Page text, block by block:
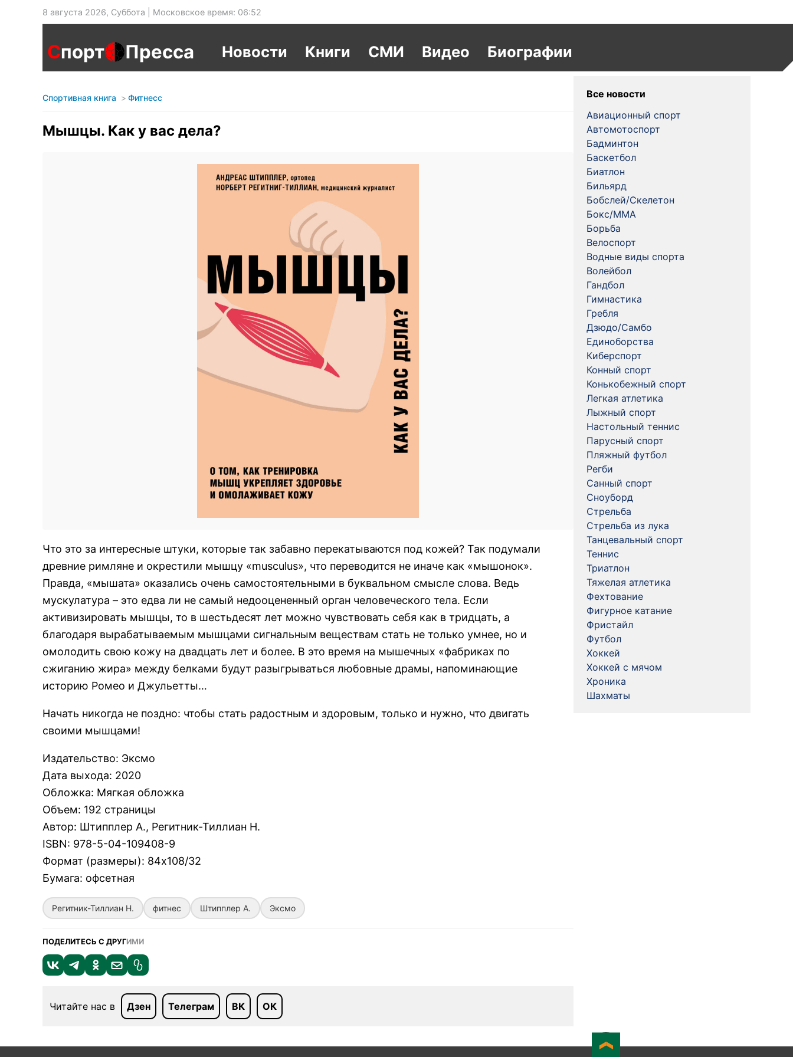
8 августа 2026, Суббота | Московское время: 06:52
Спорт Пресса Новости Книги СМИ Видео Биографии
Спортивная книга Фитнесс
Мышцы. Как у вас дела?
Что это за интересные штуки, которые так забавно перекатываются под кожей? Так подумали
древние римляне и окрестили мышцу «musculus», что переводится не иначе как «мышонок».
Правда, «мышата» оказались очень самостоятельными в буквальном смысле слова. Ведь
мускулатура – это едва ли не самый недооцененный орган человеческого тела. Если
активизировать мышцы, то в шестьдесят лет можно чувствовать себя как в тридцать, а
благодаря вырабатываемым мышцами сигнальным веществам стать не только умнее, но и
омолодить свою кожу на двадцать лет и более. В это время на мышечных «фабриках по
сжиганию жира» между белками будут разыгрываться любовные драмы, напоминающие
историю Ромео и Джульетты…
Начать никогда не поздно: чтобы стать радостным и здоровым, только и нужно, что двигать
своими мышцами!
Издательство: Эксмо
Дата выхода: 2020
Обложка: Мягкая обложка
Объем: 192 страницы
Автор: Штипплер А., Регитник-Тиллиан Н.
ISBN: 978-5-04-109408-9
Формат (размеры): 84х108/32
Бумага: офсетная
Регитник-Тиллиан Н. фитнес Штипплер А. Эксмо
ПОДЕЛИТЕСЬ С ДРУГИМИ
Читайте нас в Дзен Телеграм ВК ОК
Все новости
Авиационный спорт
Автомотоспорт
Бадминтон
Баскетбол
Биатлон
Бильярд
Бобслей/Скелетон
Бокс/MMA
Борьба
Велоспорт
Водные виды спорта
Волейбол
Гандбол
Гимнастика
Гребля
Дзюдо/Самбо
Единоборства
Киберспорт
Конный спорт
Конькобежный спорт
Легкая атлетика
Лыжный спорт
Настольный теннис
Парусный спорт
Пляжный футбол
Регби
Санный спорт
Сноуборд
Стрельба
Стрельба из лука
Танцевальный спорт
Теннис
Триатлон
Тяжелая атлетика
Фехтование
Фигурное катание
Фристайл
Футбол
Хоккей
Хоккей с мячом
Хроника
Шахматы